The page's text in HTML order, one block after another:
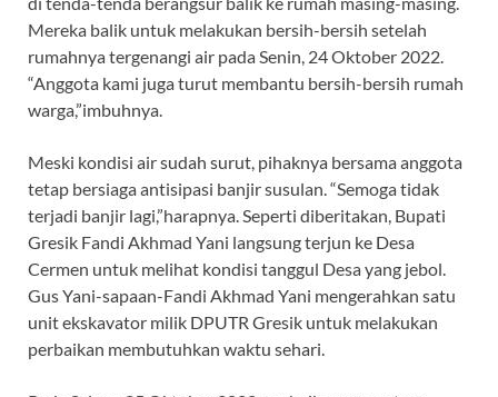
Mereka balik untuk melakukan bersih-bersih setelah
rumahnya tergenangi air pada Senin, 24 Oktober 2022.
“Anggota kami juga turut membantu bersih-bersih rumah
warga,”imbuhnya.
Meski kondisi air sudah surut, pihaknya bersama anggota
tetap bersiaga antisipasi banjir susulan. “Semoga tidak
terjadi banjir lagi,”harapnya. Seperti diberitakan, Bupati
Gresik Fandi Akhmad Yani langsung terjun ke Desa
Cermen untuk melihat kondisi tanggul Desa yang jebol.
Gus Yani-sapaan-Fandi Akhmad Yani mengerahkan satu
unit ekskavator milik DPUTR Gresik untuk melakukan
perbaikan membutuhkan waktu sehari.